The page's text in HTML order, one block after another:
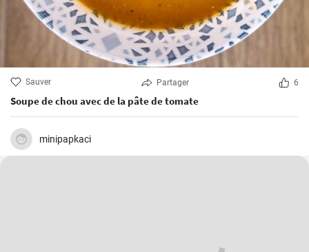
Sauver Partager 6
Soupe de chou avec de la pâte de tomate
minipapkaci